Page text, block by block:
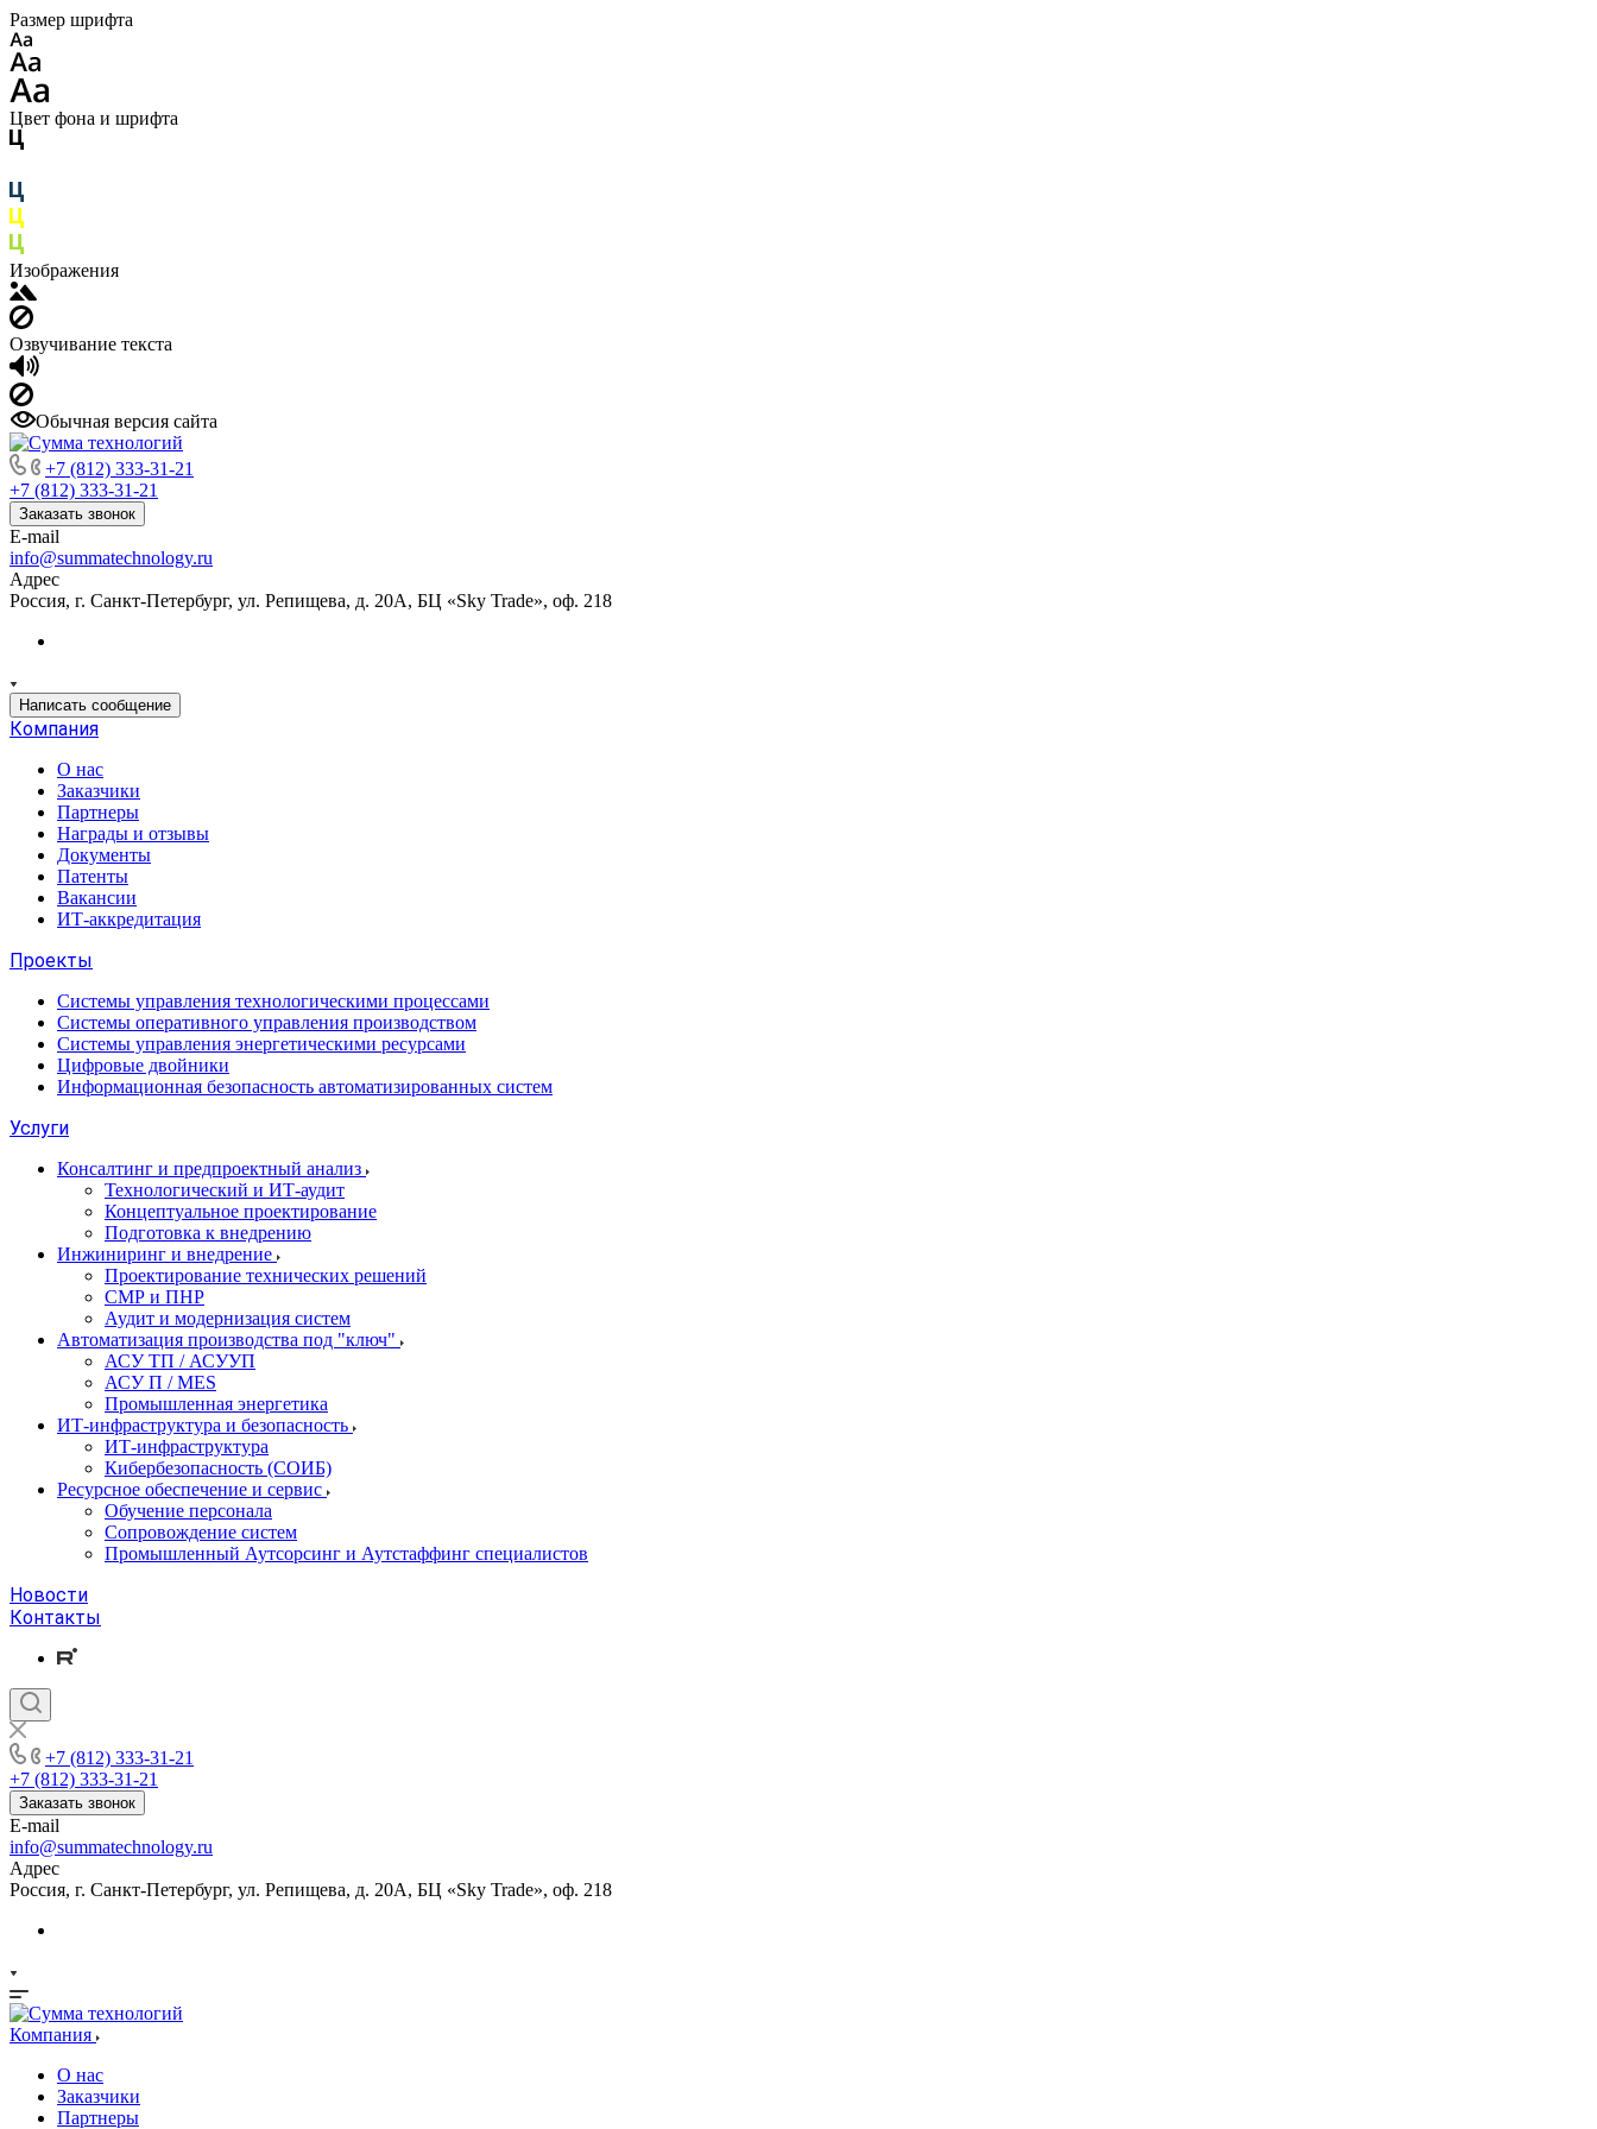
Размер шрифта
Цвет фона и шрифта
Изображения
Озвучивание текста
Обычная версия сайта
+7 (812) 333-31-21
+7 (812) 333-31-21
Заказать звонок
E-mail
info@summatechnology.ru
Адрес
Россия, г. Санкт-Петербург, ул. Репищева, д. 20А, БЦ «Sky Trade», оф. 218
Написать сообщение
Компания
О нас
Заказчики
Партнеры
Награды и отзывы
Документы
Патенты
Вакансии
ИТ-аккредитация
Проекты
Системы управления технологическими процессами
Системы оперативного управления производством
Системы управления энергетическими ресурсами
Цифровые двойники
Информационная безопасность автоматизированных систем
Услуги
Консалтинг и предпроектный анализ
Технологический и ИТ-аудит
Концептуальное проектирование
Подготовка к внедрению
Инжиниринг и внедрение
Проектирование технических решений
СМР и ПНР
Аудит и модернизация систем
Автоматизация производства под "ключ"
АСУ ТП / АСУУП
АСУ П / MES
Промышленная энергетика
ИТ-инфраструктура и безопасность
ИТ-инфраструктура
Кибербезопасность (СОИБ)
Ресурсное обеспечение и сервис
Обучение персонала
Сопровождение систем
Промышленный Аутсорсинг и Аутстаффинг специалистов
Новости
Контакты
+7 (812) 333-31-21
+7 (812) 333-31-21
Заказать звонок
E-mail
info@summatechnology.ru
Адрес
Россия, г. Санкт-Петербург, ул. Репищева, д. 20А, БЦ «Sky Trade», оф. 218
Компания
О нас
Заказчики
Партнеры